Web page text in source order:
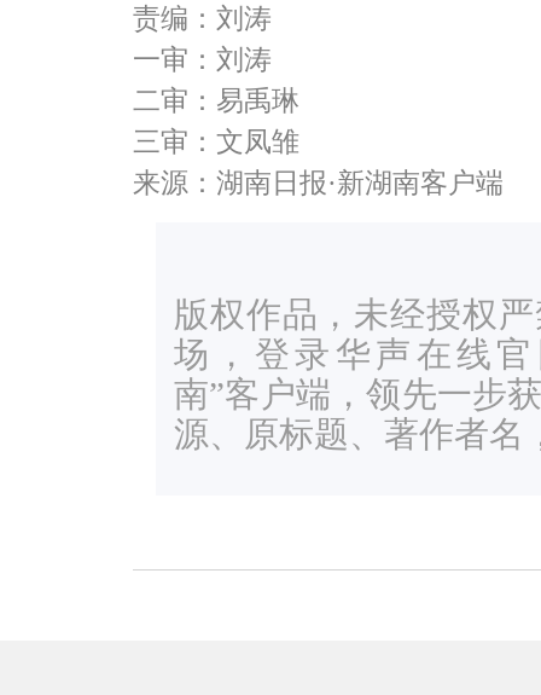
责编：刘涛
一审：刘涛
二审：易禹琳
三审：文凤雏
来源：湖南日报·新湖南客户端
版权作品，未经授权
场，登录华声在线官
南”客户端，领先一步
源、原标题、著作者名